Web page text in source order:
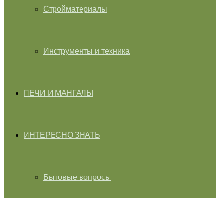
Стройматериалы
Инструменты и техника
ПЕЧИ И МАНГАЛЫ
ИНТЕРЕСНО ЗНАТЬ
Бытовые вопросы